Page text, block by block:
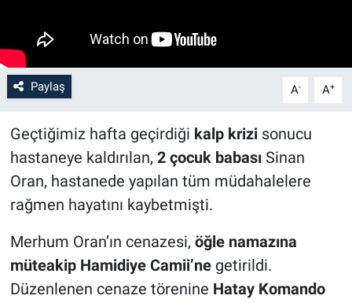
Paylaş A- A+
Geçtiğimiz hafta geçirdiği kalp krizisonucu
hastaneye kaldırılan, 2 çocuk babasıSinan
Oran, hastanede yapılan tüm müdahalelere
rağmen hayatını kaybetmişti.
Merhum Oran’ın cenazesi, öğle namazına
müteakip Hamidiye Camii’negetirildi.
Düzenlenen cenaze törenine Hatay Komando